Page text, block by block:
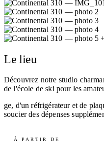
Le lieu
Découvrez notre studio
de l'école de ski pour les
ge, d'un réfrigérateur et de
soucier des dépenses
À PARTIR DE